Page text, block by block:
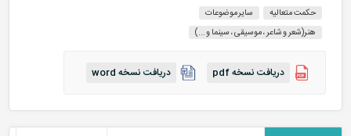
حکمت متعالیه
سایر موضوعات
هنر(شعر و شاعر ، موسیقی ، سینما و ...)
دریافت نسخه pdf دریافت نسخه word